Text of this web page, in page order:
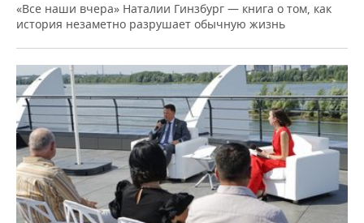
«Все наши вчера» Наталии Гинзбург — книга о том, как
история незаметно разрушает обычную жизнь